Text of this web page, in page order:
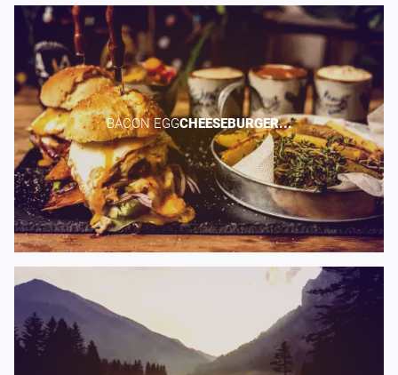
BACON EGG​CHEESEBURGER...